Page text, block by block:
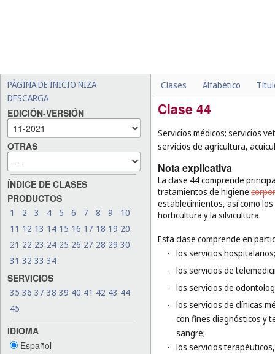
PÁGINA DE INICIO NIZA
DESCARGA
EDICIÓN-VERSIÓN
OTRAS
ÍNDICE DE CLASES
PRODUCTOS
1 2 3 4 5 6 7 8 9
10
11 12 13 14 15 16 17 18 19 20
21 22 23 24 25 26 27 28 29 30
31 32 33 34
SERVICIOS
35 36 37 38 39 40 41 42 43 44
45
IDIOMA
Español
Clases Alfabético
Clase 44
Servicios médicos; servicios
servicios de agricultura,
Nota explicativa
La clase 44 comprende
tratamientos de higiene
establecimientos, así como
horticultura y la silvicultura.
Esta clase comprende en
- los servicios hospitalarios;
- los servicios de
- los servicios de
- los servicios de clínicas
con fines diagnósticos y
sangre;
- los servicios